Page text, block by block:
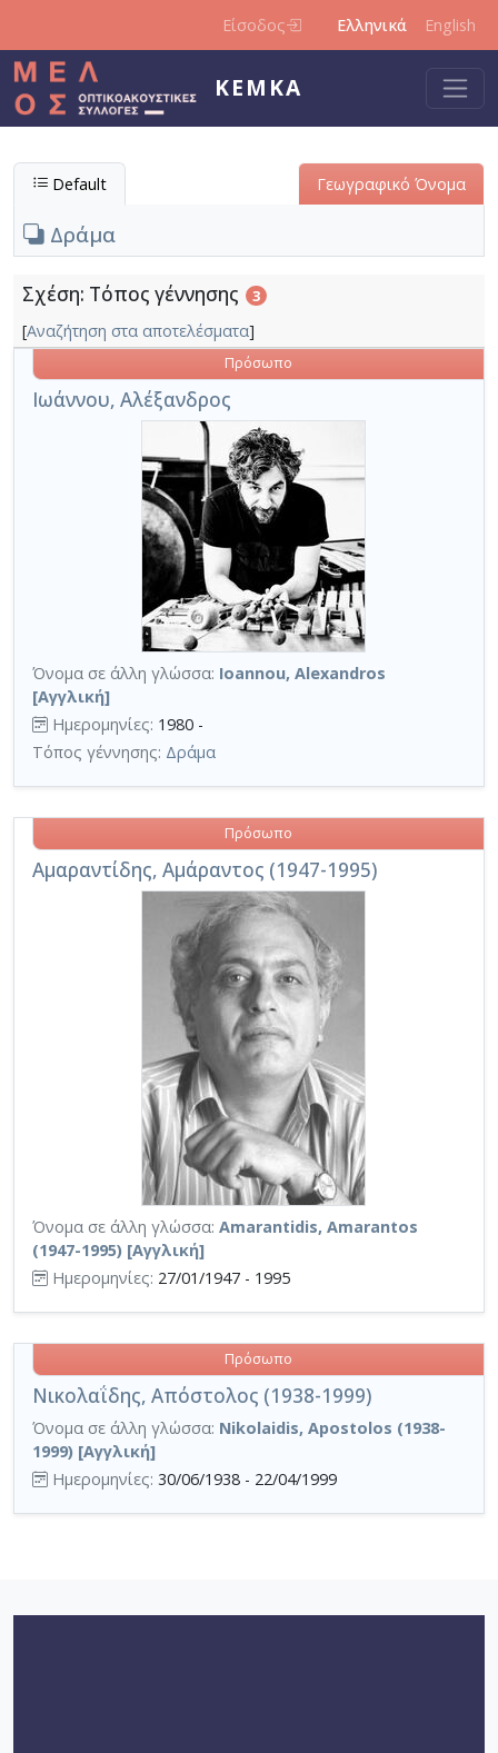
Είσοδος Ελληνικά English
ΚΕΜΚΑ
Default Γεωγραφικό Όνομα
Δράμα
Σχέση: Τόπος γέννησης 3
[Αναζήτηση στα αποτελέσματα]
Ιωάννου, Αλέξανδρος
Πρόσωπο
Όνομα σε άλλη γλώσσα: Ioannou, Alexandros
[Αγγλική]
Ημερομηνίες: 1980 -
Τόπος γέννησης: Δράμα
Αμαραντίδης, Αμάραντος (1947-1995)
Πρόσωπο
Όνομα σε άλλη γλώσσα: Amarantidis, Amarantos
(1947-1995) [Αγγλική]
Ημερομηνίες: 27/01/1947 - 1995
Νικολαΐδης, Απόστολος (1938-1999)
Πρόσωπο
Όνομα σε άλλη γλώσσα: Nikolaidis, Apostolos (1938-
1999) [Αγγλική]
Ημερομηνίες: 30/06/1938 - 22/04/1999